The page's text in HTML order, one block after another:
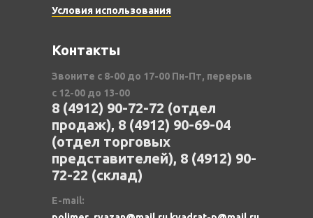
Условия использования
Контакты
Звоните с 8-00 до 17-00 Пн-Пт, перерыв
с 12-00 до 13-00
8 (4912) 90-72-72 (отдел
продаж), 8 (4912) 90-69-04
(отдел торговых
представителей), 8 (4912) 90-
72-22 (склад)
E-mail: